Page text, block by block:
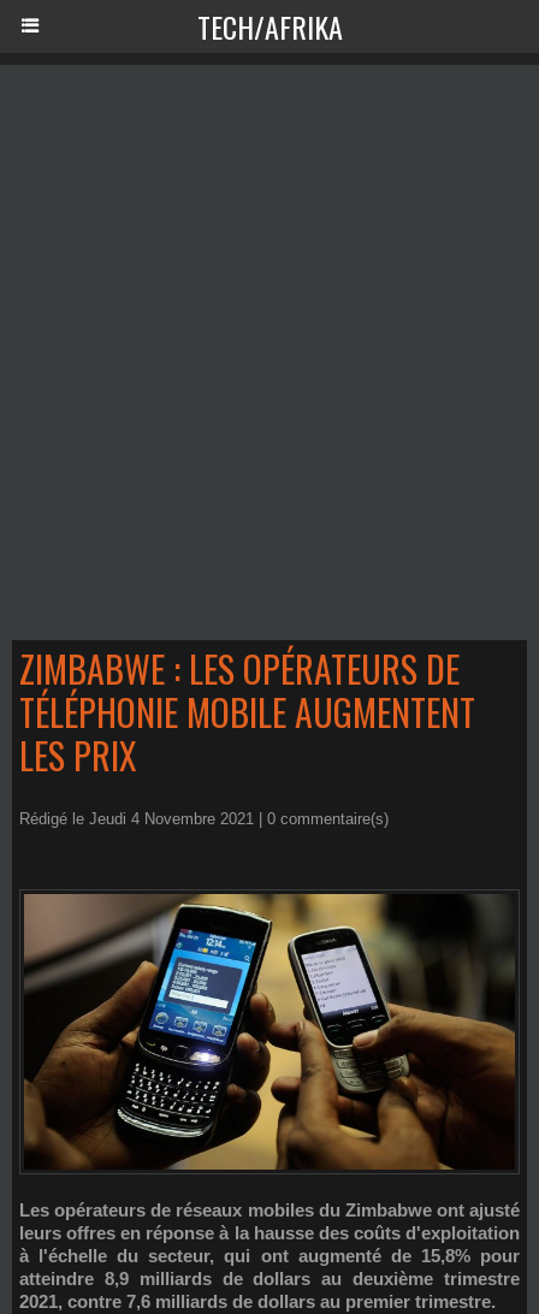
TECH/AFRIKA
ZIMBABWE : LES OPÉRATEURS DE
TÉLÉPHONIE MOBILE AUGMENTENT
LES PRIX
Rédigé le Jeudi 4 Novembre 2021 | 0 commentaire(s)
Les opérateurs de réseaux mobiles du Zimbabwe ont ajusté
leurs offres en réponse à la hausse des coûts d'exploitation
à l'échelle du secteur, qui ont augmenté de 15,8%pour
atteindre 8,9 milliards de dollars au deuxième trimestre
2021, contre 7,6 milliards de dollars au premier trimestre.